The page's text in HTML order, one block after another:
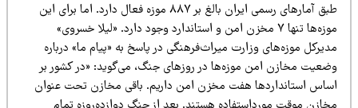
طبق آمارهای رسمی ایران بالغ بر ۸۸۷ موزه فعال دارد. اما برای این
موزه‌ها تنها ۷ مخزن امن و استاندارد وجود دارد. «لیلا خسروی»
موزه‌های وزارت میراث‌فرهنگی در پاسخ به «پیام ما» درباره
مخازن امن موزه‌ها در روزهای جنگ، می‌گوید: «در کشور بر
استانداردها هفت مخزن امن داریم. باقی مخازن تحت عنوان